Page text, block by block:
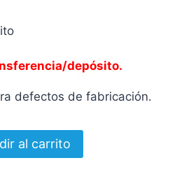
depósito.
defectos de fabricación.
al carrito